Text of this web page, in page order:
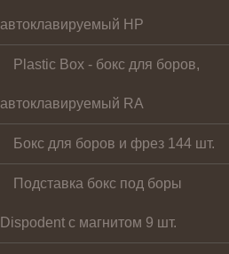
автоклавируемый HP
Plastic Box - бокс для боров,
автоклавируемый RA
Бокс для боров и фрез 144 шт.
Подставка бокс под боры
Dispodent с магнитом 9 шт.